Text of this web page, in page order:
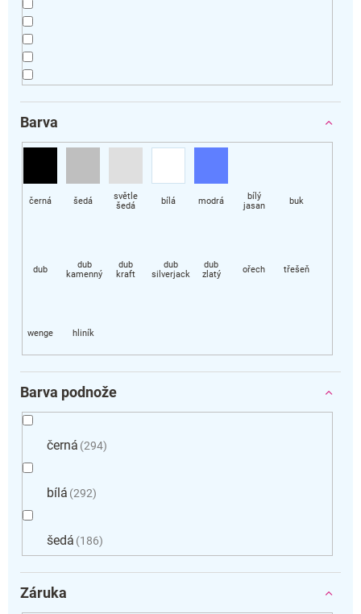
Barva
Barva podnože
černá 294
bílá 292
šedá 186
Záruka